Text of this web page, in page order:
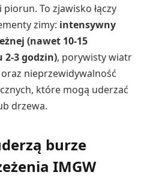
To zjawisko łączy
zimy: intensywny
(nawet 10-15
3 godzin), porywisty wiatr
nieprzewidywalność
które mogą uderzać
drzewa.
burze
IMGW